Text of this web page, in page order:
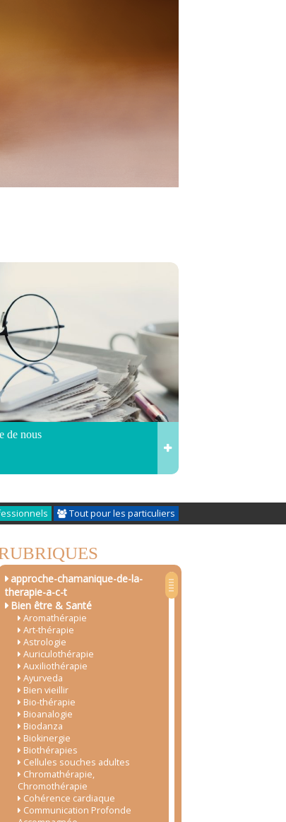
de nous
Tout pour les particuliers
approche-chamanique-de-la-
therapie-a-c-t
Bien être & Santé
Aromathérapie
Art-thérapie
Astrologie
Auriculothérapie
Auxiliothérapie
Ayurveda
Bien vieillir
Bio-thérapie
Bioanalogie
Biodanza
Biokinergie
Biothérapies
Cellules souches adultes
Chromathérapie,
Chromothérapie
Cohérence cardiaque
Communication Profonde